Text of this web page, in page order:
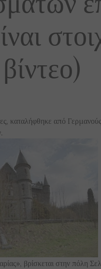
καταλήφθηκε από
βρίσκεται στην πόλη